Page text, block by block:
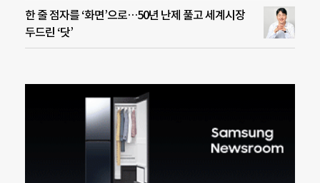
한 줄 점자를 ‘화면’으로…50년 난제 풀고 세계시장
두드린 ‘닷’